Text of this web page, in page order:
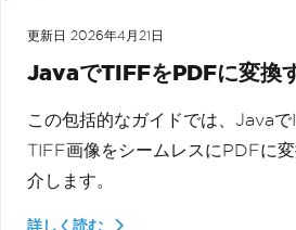
更新日 2026年4月21日
JavaでTIFFをPDFに変換
この包括的なガイドでは、Java
TIFF画像をシームレスにPDFに
介します。
詳しく読む